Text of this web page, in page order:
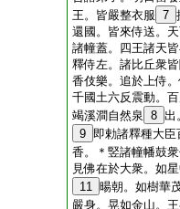
王。皆嚴整衣服 7
還國。皆來侍送。
諸幢蓋。四王諸天
釋侍左。諸比丘衆
香伎樂。追於上侍
千國土六反震動。
竭溪澗自然泉 8 出
9 即勅諸釋種大
香。＊竪諸幢幡鼓
見佛在於大衆。如
11 暘朝。如樹華
嚴身。晃如金山。